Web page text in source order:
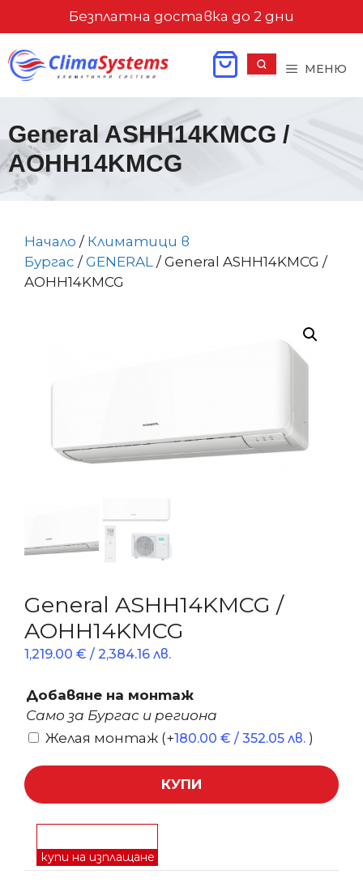
съдържанието
Безплатна доставка до 2 дни
МЕНЮ
General ASHH14KMCG /
AOHH14KMCG
Начало / Климатици в
Бургас /GENERAL / General ASHH14KMCG /
AOHH14KMCG
General ASHH14KMCG /
AOHH14KMCG
1,219.00 € / 2,384.16 лв.
Добавяне на монтаж
Само за Бургас и региона
Желая монтаж (+180.00 € / 352.05 лв. )
КУПИ
купи на изплащане